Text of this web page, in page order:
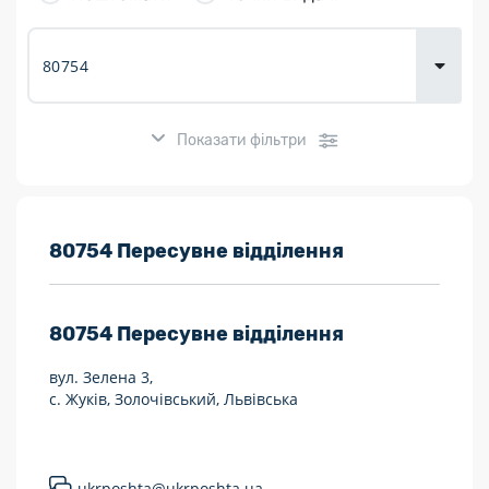
Показати фільтри
Розклад роботи:
Працюють після 19:00
Працюють у вихідні
Укрпошта Експрес/тариф «Пріоритетний»
80754 Пересувне відділення
80754 Пересувне відділення
вул. Зелена 3,
с. Жуків, Золочівський, Львівська